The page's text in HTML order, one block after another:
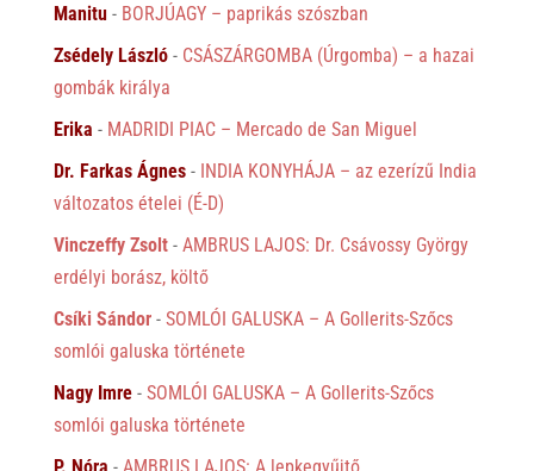
Manitu- BORJÚAGY – paprikás szószban
Zsédely László- CSÁSZÁRGOMBA (Úrgomba) – a hazai
gombák királya
Erika - MADRIDI PIAC – Mercado de San Miguel
Dr. Farkas Ágnes- INDIA KONYHÁJA – az ezerízű India
változatos ételei (É-D)
Vinczeffy Zsolt- AMBRUS LAJOS: Dr. Csávossy György
erdélyi borász, költő
Csíki Sándor- SOMLÓI GALUSKA – A Gollerits-Szőcs
somlói galuska története
Nagy Imre- SOMLÓI GALUSKA – A Gollerits-Szőcs
somlói galuska története